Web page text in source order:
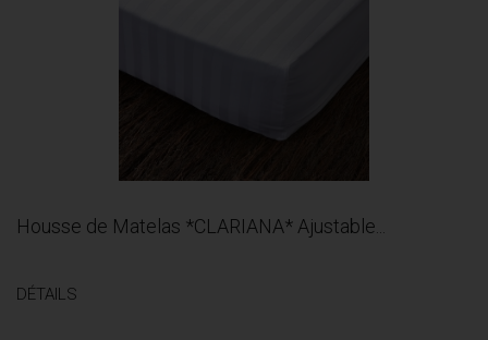
Housse de Matelas *CLARIANA* Ajustable...
DÉTAILS